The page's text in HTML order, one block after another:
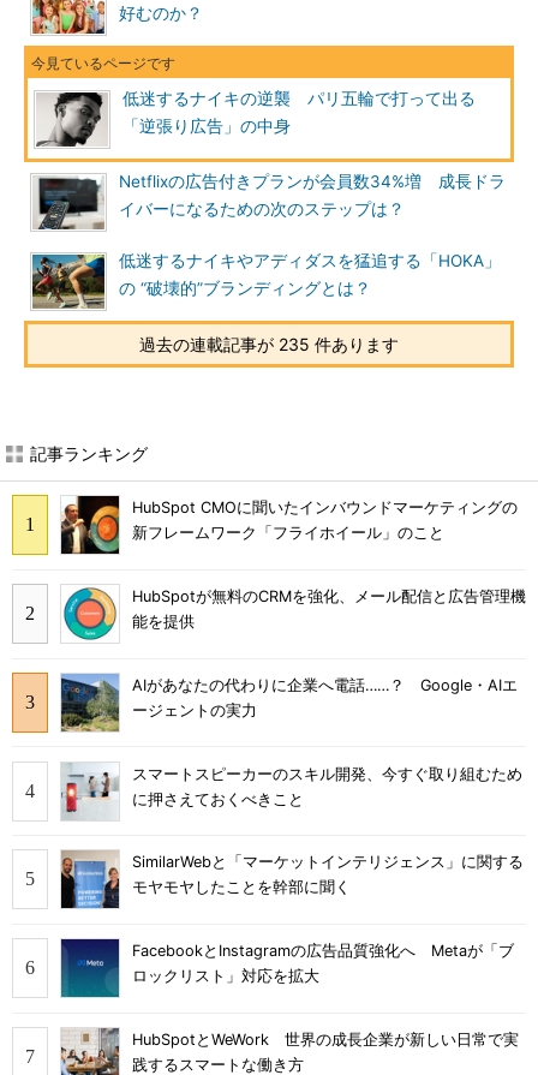
好むのか？
低迷するナイキの逆襲 パリ五輪で打って出る
「逆張り広告」の中身
Netflixの広告付きプランが会員数34%増 成長ドラ
イバーになるための次のステップは？
低迷するナイキやアディダスを猛追する「HOKA」
の “破壊的”ブランディングとは？
過去の連載記事が 235 件あります
記事ランキング
HubSpot CMOに聞いたインバウンドマーケティングの
新フレームワーク「フライホイール」のこと
HubSpotが無料のCRMを強化、メール配信と広告管理機
能を提供
AIがあなたの代わりに企業へ電話……？ Google・AIエ
ージェントの実力
スマートスピーカーのスキル開発、今すぐ取り組むため
に押さえておくべきこと
SimilarWebと「マーケットインテリジェンス」に関する
モヤモヤしたことを幹部に聞く
FacebookとInstagramの広告品質強化へ Metaが「ブ
ロックリスト」対応を拡大
HubSpotとWeWork 世界の成長企業が新しい日常で実
践するスマートな働き方